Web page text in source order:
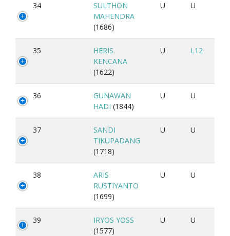
34
SULTHON
MAHENDRA
(1686)
U U
35
HERIS
KENCANA
(1622)
U L12
36
GUNAWAN
HADI (1844)
U U
37
SANDI
TIKUPADANG
(1718)
U U
38
ARIS
RUSTIYANTO
(1699)
U U
39
IRYOS YOSS
(1577)
U U